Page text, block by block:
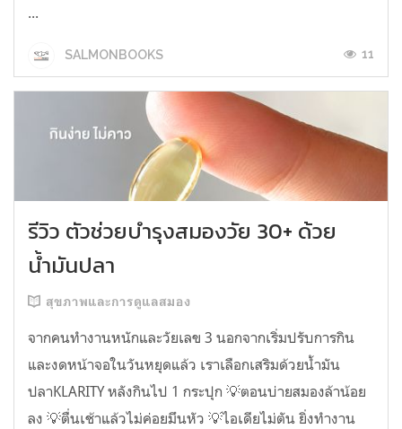
...
SALMONBOOKS 11
รีวิว ตัวช่วยบำรุงสมองวัย 30+ ด้วย
น้ำมันปลา
สุขภาพและการดูแลสมอง
จากคนทำงานหนักและวัยเลข 3 นอกจากเริ่มปรับการกิน
และงดหน้าจอในวันหยุดแล้ว เราเลือกเสริมด้วยน้ำมัน
ปลาKLARITY หลังกินไป 1 กระปุก 💡ตอนบ่ายสมองล้าน้อย
ลง 💡ตื่นเช้าแล้วไม่ค่อยมึนหัว 💡ไอเดียไม่ตัน ยิ่งทำงาน